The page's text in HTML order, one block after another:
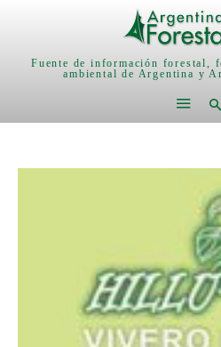
Fuente de información forestal,
ambiental de Argentina y